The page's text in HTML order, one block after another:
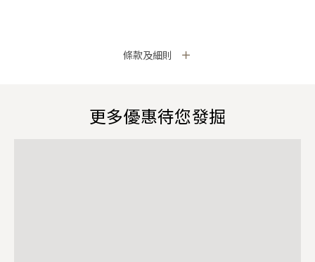
條款及細則
更多優惠待您發掘